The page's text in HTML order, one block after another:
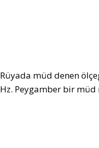
Rüyada müd denen
Hz. Peygamber bir